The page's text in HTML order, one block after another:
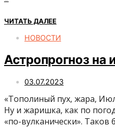
ЧИТАТЬ ДАЛЕЕ
НОВОСТИ
Астропрогноз на
03.07.2023
«Тополиный пух, жара,
Ну и жаришка, как по
«по-вулканически». Таков